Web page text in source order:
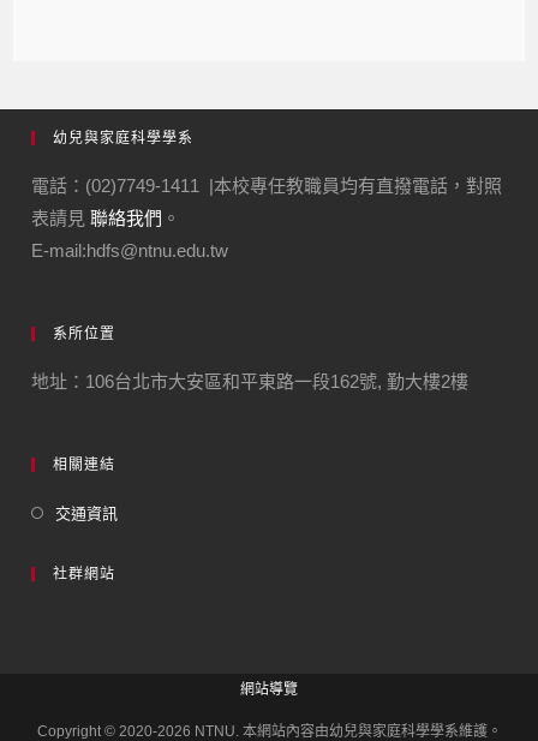
幼兒與家庭科學學系
電話：(02)7749-1411 |本校專任教職員均有直撥電話，對照
表請見聯絡我們 。
E-mail:hdfs@ntnu.edu.tw
系所位置
地址：106台北市大安區和平東路一段162號, 勤大樓2樓
相關連結
交通資訊
社群網站
網站導覽
Copyright © 2020-2026 NTNU. 本網站內容由幼兒與家庭科學學系維護。